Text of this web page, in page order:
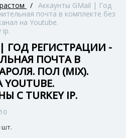
/ Аккаунты GMail | Год
почта в комплекте без
на Youtube.
ip.
ГОД РЕГИСТРАЦИИ -
ПОЧТА В
ПОЛ (MIX).
С TURKEY IP.
шт.